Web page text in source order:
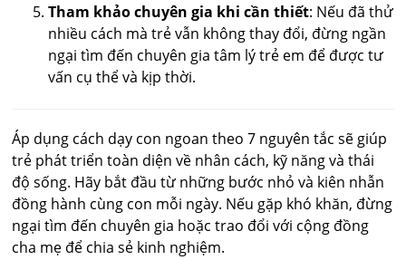
Tham khảo chuyên gia khi cần thiết: Nếu đã thử
nhiều cách mà trẻ vẫn không thay đổi, đừng ngần
ngại tìm đến chuyên gia tâm lý trẻ em để được tư
vấn cụ thể và kịp thời.
Áp dụng cách dạy con ngoan theo 7 nguyên tắc sẽ giúp
trẻ phát triển toàn diện về nhân cách, kỹ năng và thái
độ sống. Hãy bắt đầu từ những bước nhỏ và kiên nhẫn
đồng hành cùng con mỗi ngày. Nếu gặp khó khăn, đừng
ngại tìm đến chuyên gia hoặc trao đổi với cộng đồng
cha mẹ để chia sẻ kinh nghiệm.